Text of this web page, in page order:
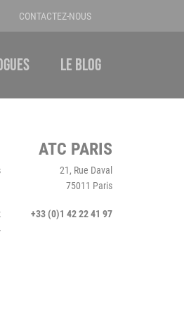
CONTACTEZ-NOUS
Le blog
ATC PARIS
21, Rue Daval
75011 Paris
+33 (0)1 42 22 41 97